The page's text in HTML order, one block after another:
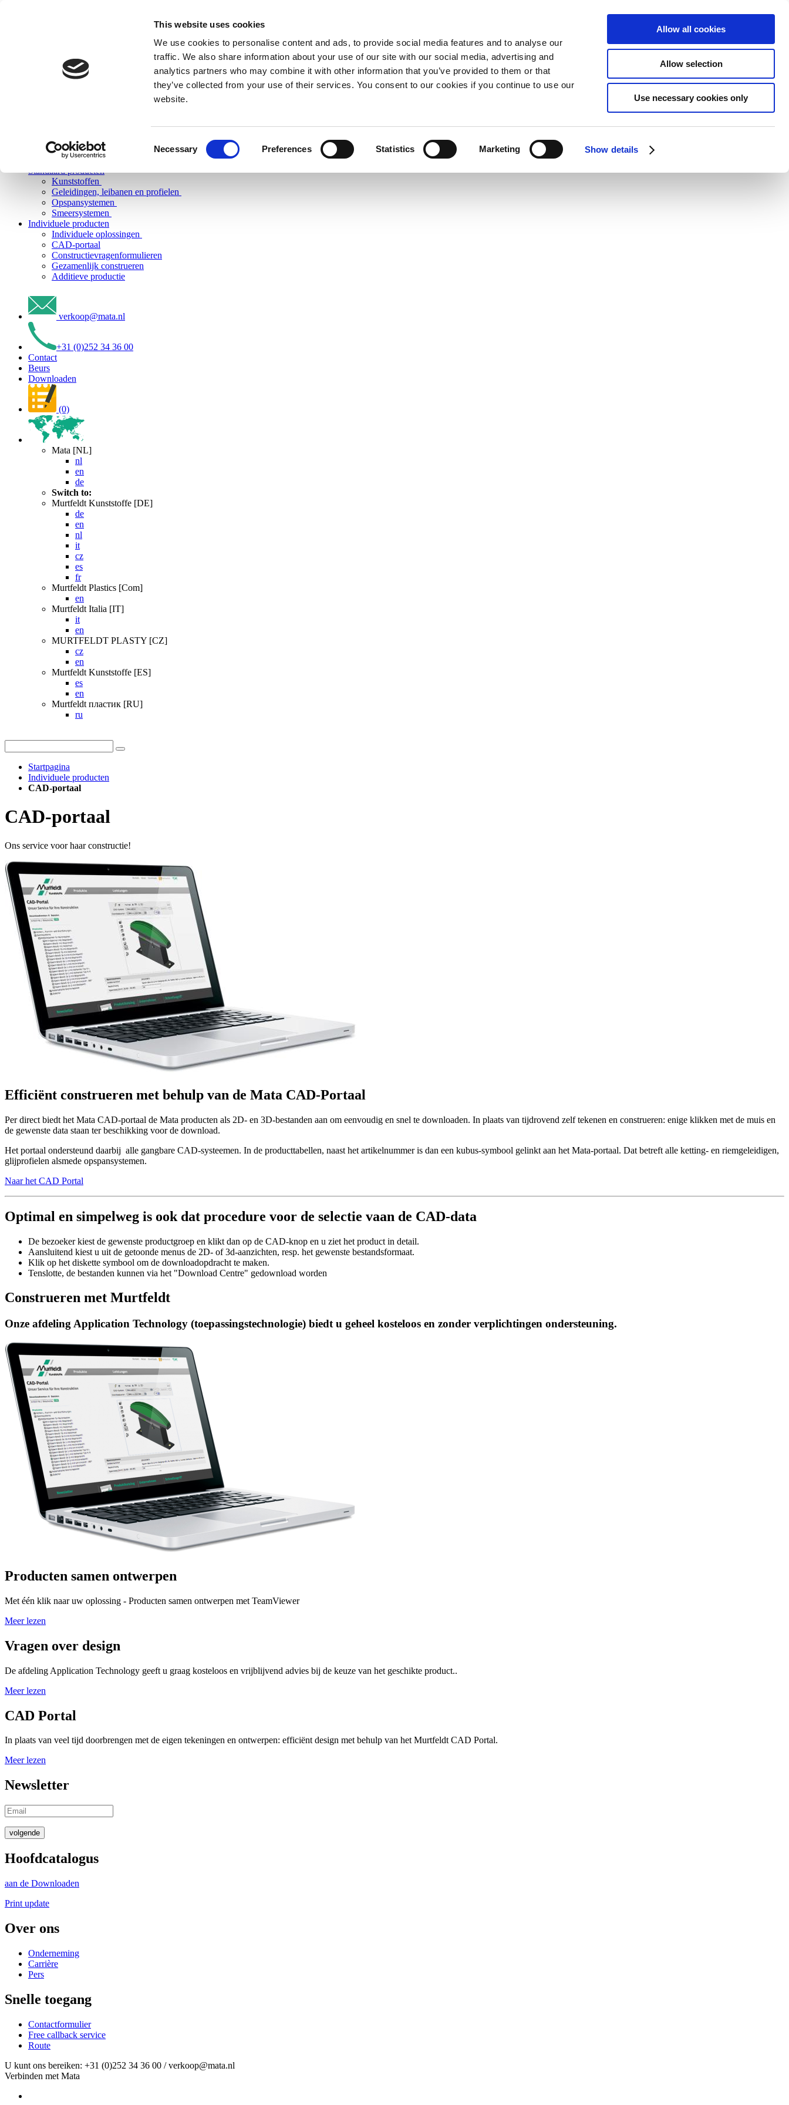
This website uses cookies
We use cookies to personalise content and ads, to provide social media features and to analyse our
traffic. We also share information about your use of our site with our social media, advertising and
analytics partners who may combine it with other information that you’ve provided to them or that
they’ve collected from your use of their services. You consent to our cookies if you continue to use our
website.
Necessary Preferences Statistics Marketing Show details
Allow all cookies
Allow selection
Use necessary cookies only
Standaard producten
Kunststoffen
Geleidingen, leibanen en profielen
Opspansystemen
Smeersystemen
Individuele producten
Individuele oplossingen
CAD-portaal
Constructievragenformulieren
Gezamenlijk construeren
Additieve productie
verkoop@mata.nl
+31 (0)252 34 36 00
Contact
Beurs
Downloaden
(0)
Mata [NL]
nl
en
de
Switch to:
Murtfeldt Kunststoffe [DE]
de
en
nl
it
cz
es
fr
Murtfeldt Plastics [Com]
en
Murtfeldt Italia [IT]
it
en
MURTFELDT PLASTY [CZ]
cz
en
Murtfeldt Kunststoffe [ES]
es
en
Murtfeldt пластик [RU]
ru
Startpagina
Individuele producten
CAD-portaal
CAD-portaal
Ons service voor haar constructie!
Efficiënt construeren met behulp van de Mata CAD-Portaal
Per direct biedt het Mata CAD-portaal de Mata producten als 2D- en 3D-bestanden aan om eenvoudig en snel te downloaden. In plaats van tijdrovend zelf tekenen en construeren: enige klikken met de muis en
de gewenste data staan ter beschikking voor de download.
Het portaal ondersteund daarbij alle gangbare CAD-systeemen. In de producttabellen, naast het artikelnummer is dan een kubus-symbool gelinkt aan het Mata-portaal. Dat betreft alle ketting- en riemgeleidigen,
glijprofielen alsmede opspansystemen.
Naar het CAD Portal
Optimal en simpelweg is ook dat procedure voor de selectie vaan de CAD-data
De bezoeker kiest de gewenste productgroep en klikt dan op de CAD-knop en u ziet het product in detail.
Aansluitend kiest u uit de getoonde menus de 2D- of 3d-aanzichten, resp. het gewenste bestandsformaat.
Klik op het diskette symbool om de downloadopdracht te maken.
Tenslotte, de bestanden kunnen via het "Download Centre" gedownload worden
Construeren met Murtfeldt
Onze afdeling Application Technology (toepassingstechnologie) biedt u geheel kosteloos en zonder verplichtingen ondersteuning.
Producten samen ontwerpen
Met één klik naar uw oplossing - Producten samen ontwerpen met TeamViewer
Meer lezen
Vragen over design
De afdeling Application Technology geeft u graag kosteloos en vrijblijvend advies bij de keuze van het geschikte product..
Meer lezen
CAD Portal
In plaats van veel tijd doorbrengen met de eigen tekeningen en ontwerpen: efficiënt design met behulp van het Murtfeldt CAD Portal.
Meer lezen
Newsletter
volgende
Hoofdcatalogus
aan de Downloaden
Print update
Over ons
Onderneming
Carrière
Pers
Snelle toegang
Contactformulier
Free callback service
Route
U kunt ons bereiken: +31 (0)252 34 36 00 / verkoop@mata.nl
Verbinden met Mata